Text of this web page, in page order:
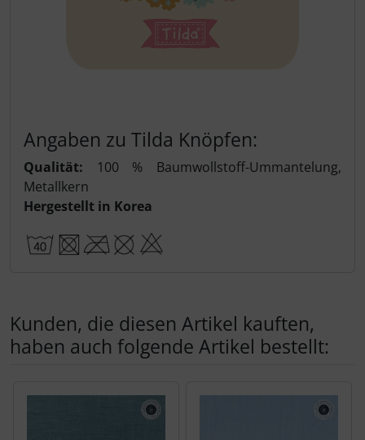
Angaben zu Tilda Knöpfen:
Qualität:
100 % Baumwollstoff-Ummantelung,
Metallkern
Hergestellt in Korea
Kunden, die diesen Artikel kauften,
haben auch folgende Artikel bestellt: